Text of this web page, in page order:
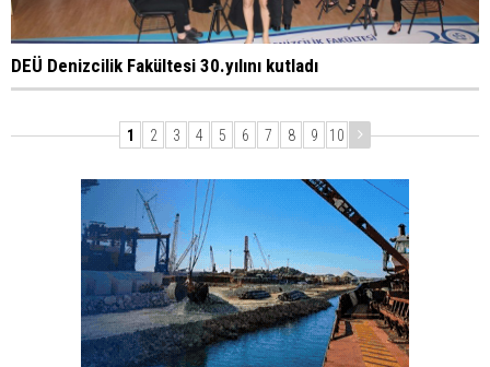
DEÜ Denizcilik Fakültesi 30.yılını kutladı
1 2 3 4 5 6 7 8 9 10